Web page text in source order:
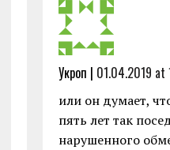
Укроп | 01.04.2019 at
или он думает,
пять лет так
нарушенного